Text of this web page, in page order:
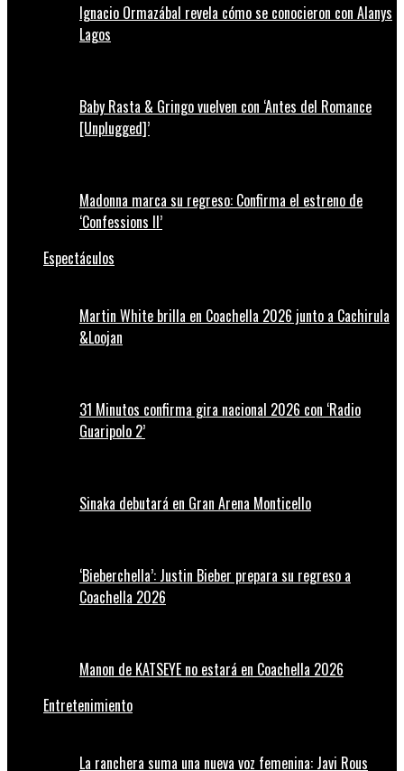
Ignacio Ormazábal revela cómo se conocieron con Alanys
Lagos
Baby Rasta & Gringo vuelven con ‘Antes del Romance
[Unplugged]’
Madonna marca su regreso: Confirma el estreno de
‘Confessions II’
Espectáculos
Martin White brilla en Coachella 2026 junto a Cachirula
&Loojan
31 Minutos confirma gira nacional 2026 con ‘Radio
Guaripolo 2’
Sinaka debutará en Gran Arena Monticello
‘Bieberchella’: Justin Bieber prepara su regreso a
Coachella 2026
Manon de KATSEYE no estará en Coachella 2026
Entretenimiento
La ranchera suma una nueva voz femenina: Javi Rous